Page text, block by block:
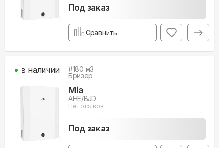
Под заказ
Сравнить
#180 м3
Бризер
Mia
AHE/BJD
Нет отзывов
Под заказ
в наличии